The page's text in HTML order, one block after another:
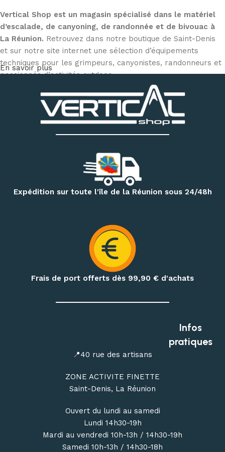
Vertical Shop est un magasin spécialisé dans le matériel
d’escalade, de canyoning, de randonnée et de bivouac à
La Réunion. Retrouvez dans notre boutique de Saint-Denis
et sur notre site internet une sélection d’équipements
techniques pour les grimpeurs, canyonistes, randonneurs et
passionnés d’activités outdoor.
Découvrez notre matériel d’escalade et de canyoning :
chaussons d’escalade, baudriers, cordes, mousquetons,
descendeurs, systèmes d’assurage, casques, sacs
techniques et accessoires. Notre magasin dispose
modèles de chaussons selon votre pratique et la forme de
Pour vos randonnées à Mafate, Cilaos, Salazie, au volcan ou
d’hydratation et produits de nutrition outdoor
Préparez également vos treks et nuits en pleine nature
avec notre matériel de bivouac : réchauds, cartouches de
gaz à visser, popotes, couverts, hamacs, moustiquaires,
livraison de votre matériel d’escalade, de canyoning, de
randonnée et de bivouac partout à La Réunion.
En savoir plus
Expédition sur toute l'île de la Réunion sous 24/48h
Frais de port offerts dès 99,90 € d'achats
Infos
pratiques
📍40 rue des artisans
ZONE ACTIVITE FINETTE
Saint-Denis, La Réunion
Ouvert du lundi au samedi
Lundi 14h30-19h
Mardi au vendredi 10h-13h / 14h30-19h
Samedi 10h-13h / 14h30-18h